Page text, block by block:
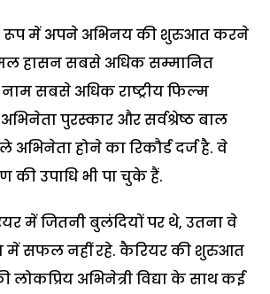
रूप में अपने अभिनय की शुरुआत करने
हासन सबसे अधिक सम्मानित
सबसे अधिक राष्ट्रीय फिल्म
अभिनेता पुरस्कार और सर्वश्रेष्ठ बाल
होने का रिकौर्ड दर्ज है. वे
की उपाधि भी पा चुके हैं.
में जितनी बुलंदियों पर थे, उतना वे
में सफल नहीं रहे. कैरियर की शुरुआत
लोकप्रिय अभिनेत्री विद्या के साथ कई